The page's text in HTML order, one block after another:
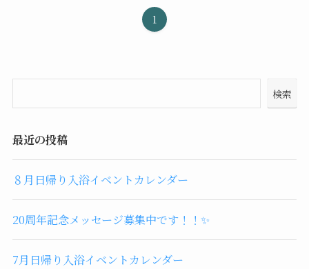
1
検索
最近の投稿
８月日帰り入浴イベントカレンダー
20周年記念メッセージ募集中です！！✨
7月日帰り入浴イベントカレンダー